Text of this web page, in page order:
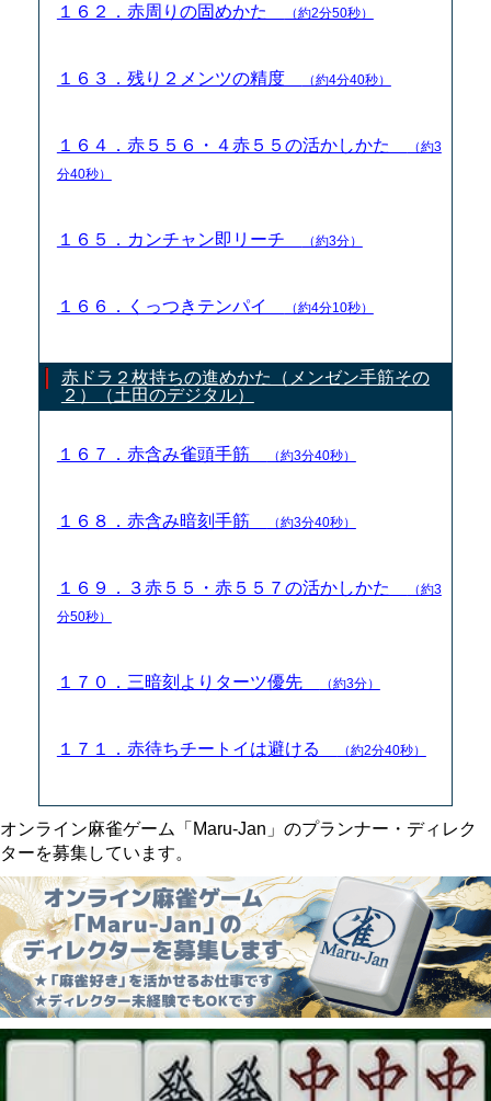
１６２．赤周りの固めかた （約2分50秒）
１６３．残り２メンツの精度 （約4分40秒）
１６４．赤５５６・４赤５５の活かしかた
（約3
分40秒）
１６５．カンチャン即リーチ （約3分）
１６６．くっつきテンパイ （約4分10秒）
赤ドラ２枚持ちの進めかた（メンゼン手筋その
２）（土田のデジタル）
１６７．赤含み雀頭手筋 （約3分40秒）
１６８．赤含み暗刻手筋 （約3分40秒）
１６９．３赤５５・赤５５７の活かしかた
（約3
分50秒）
１７０．三暗刻よりターツ優先 （約3分）
１７１．赤待ちチートイは避ける （約2分40秒）
オンライン麻雀ゲーム「Maru-Jan」のプランナー・ディレク
ターを募集しています。